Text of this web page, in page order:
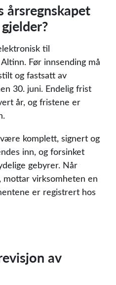
årsregnskapet
til
Før innsending må
og fastsatt av
30. juni. Endelig frist
år, og fristene er
komplett, signert og
inn, og forsinket
gebyrer. Når
virksomheten en
er registrert hos
av